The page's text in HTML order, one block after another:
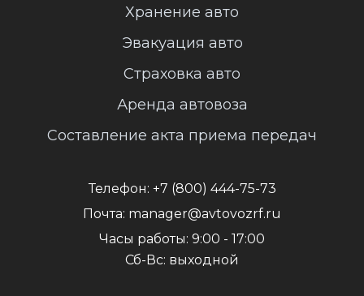
Хранение авто
Эвакуация авто
Страховка авто
Аренда автовоза
Составление акта приема передач
Телефон: +7 (800) 444-75-73
Почта: manager@avtovozrf.ru
Часы работы: 9:00 - 17:00
Сб-Вс: выходной